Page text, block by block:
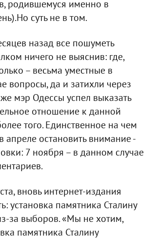
родившемуся именно в
суть не в том.
назад все пошуметь
ничего не выяснив: где,
– весьма уместные в
вопросы, да и затихли через
мэр Одессы успел выказать
отношение к данной
того. Единственное на чем
остановить внимание -
7 ноября – в данном случае
вновь интернет-издания
установка памятника Сталину
за выборов. «Мы не хотим,
памятника Сталину